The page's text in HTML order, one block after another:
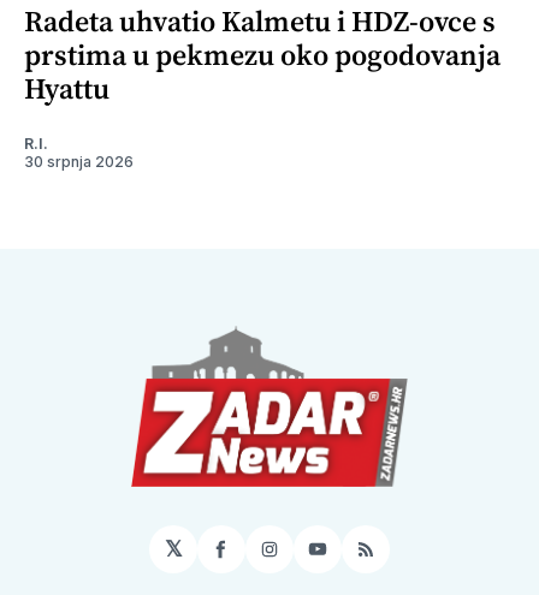
Radeta uhvatio Kalmetu i HDZ-ovce s
prstima u pekmezu oko pogodovanja
Hyattu
R.I.
30 srpnja 2026
𝕏 Facebook
Instagram
YouTube
RSS